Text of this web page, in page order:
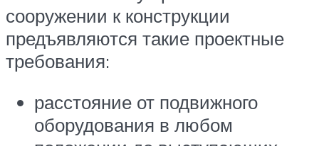
сооружении к конструкции
предъявляются такие проектные
требования:
расстояние от подвижного
оборудования в любом